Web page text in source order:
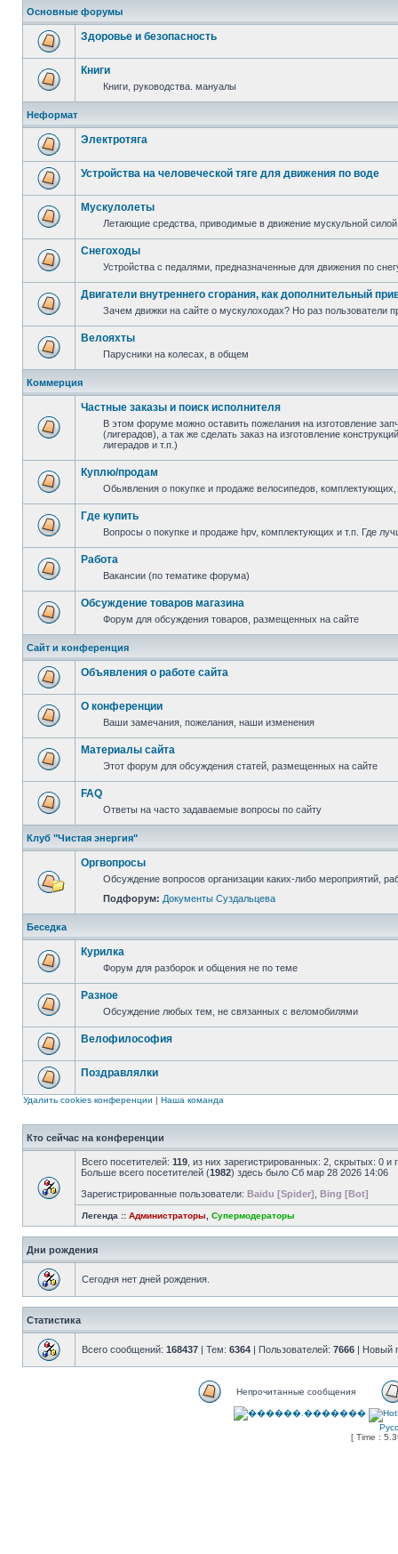
Основные форумы
Здоровье и безопасность
Книги
Книги, руководства. мануалы
Неформат
Электротяга
Устройства на человеческой тяге для движения по воде
Мускулолеты
Летающие средства, приводимые в движение мускульной силой
Снегоходы
Устройства с педалями, предназначенные для движения по
Двигатели внутреннего сгорания, как дополнительный
Зачем движки на сайте о мускулоходах? Но раз пользователи
Велояхты
Парусники на колесах, в общем
Коммерция
Частные заказы и поиск исполнителя
В этом форуме можно оставить пожелания на изготовление
(лигерадов), а так же сделать заказ на изготовление
лигерадов и т.п.)
Куплю/продам
Обьявления о покупке и продаже велосипедов,
Где купить
Вопросы о покупке и продаже hpv, комплектующих и т.п. Где
Работа
Вакансии (по тематике форума)
Обсуждение товаров магазина
Форум для обсуждения товаров, размещенных на сайте
Сайт и конференция
Объявления о работе сайта
О конференции
Ваши замечания, пожелания, наши изменения
Материалы сайта
Этот форум для обсуждения статей, размещенных на сайте
FAQ
Ответы на часто задаваемые вопросы по сайту
Клуб "Чистая энергия"
Оргвопросы
Обсуждение вопросов организации каких-либо мероприятий,
Подфорум: Документы Суздальцева
Беседка
Курилка
Форум для разборок и общения не по теме
Разное
Обсуждение любых тем, не связанных с веломобилями
Велофилософия
Поздравлялки
Удалить cookies конференции | Наша команда
Кто сейчас на конференции
Всего посетителей: 119 , из них зарегистрированных: 2, скрытых: 0
Больше всего посетителей (1982) здесь было Сб мар 28 2026 14:06
Зарегистрированные пользователи: Baidu [Spider] Bing [Bot]
Легенда :: Администраторы Супермодераторы
Дни рождения
Сегодня нет дней рождения.
Статистика
Всего сообщений: 168437 | Тем: 6364 | Пользователей: 7666 | Новый
Непрочитанные сообщения
[ Time :